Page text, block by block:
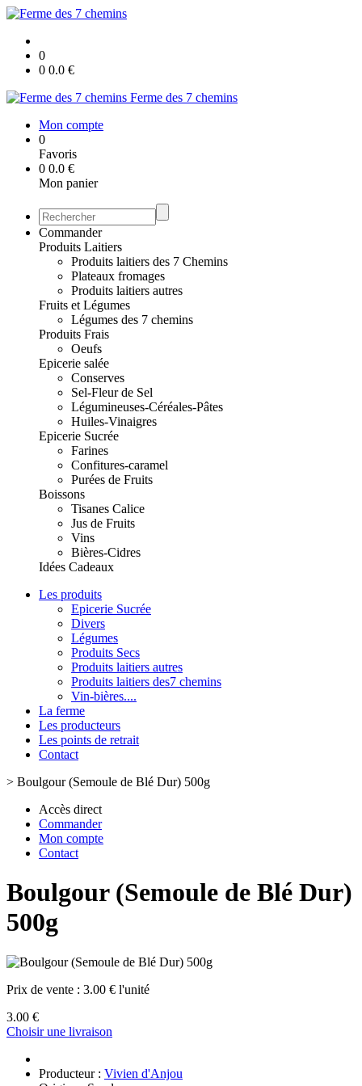
0
0 0.0 €
Ferme des 7 chemins
Mon compte
0
Favoris
0 0.0 €
Mon panier
Commander
Produits Laitiers
Produits laitiers des 7 Chemins
Plateaux fromages
Produits laitiers autres
Fruits et Légumes
Légumes des 7 chemins
Produits Frais
Oeufs
Epicerie salée
Conserves
Sel-Fleur de Sel
Légumineuses-Céréales-Pâtes
Huiles-Vinaigres
Epicerie Sucrée
Farines
Confitures-caramel
Purées de Fruits
Boissons
Tisanes Calice
Jus de Fruits
Vins
Bières-Cidres
Idées Cadeaux
Les produits
Epicerie Sucrée
Divers
Légumes
Produits Secs
Produits laitiers autres
Produits laitiers des7 chemins
Vin-bières....
La ferme
Les producteurs
Les points de retrait
Contact
> Boulgour (Semoule de Blé Dur) 500g
Accès direct
Commander
Mon compte
Contact
Boulgour (Semoule de Blé Dur)
500g
Prix de vente : 3.00 € l'unité
3.00 €
Choisir une livraison
Producteur : Vivien d'Anjou